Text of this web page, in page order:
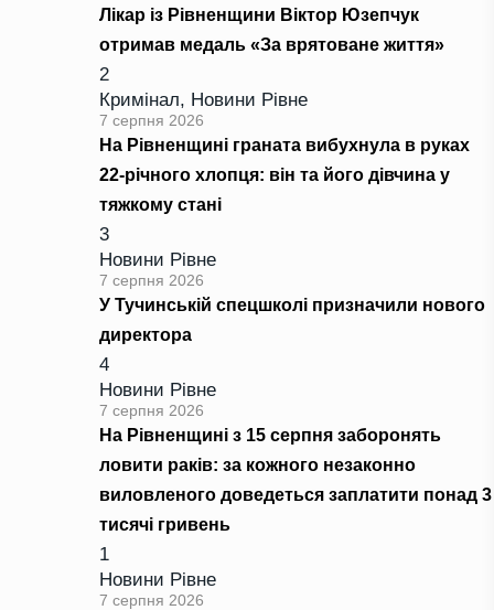
Лікар із Рівненщини Віктор Юзепчук
отримав медаль «За врятоване життя»
2
Кримінал, Новини Рівне
7 серпня 2026
На Рівненщині граната вибухнула в руках
22-річного хлопця: він та його дівчина у
тяжкому стані
3
Новини Рівне
7 серпня 2026
У Тучинській спецшколі призначили нового
директора
4
Новини Рівне
7 серпня 2026
На Рівненщині з 15 серпня заборонять
ловити раків: за кожного незаконно
виловленого доведеться заплатити понад 3
тисячі гривень
1
Новини Рівне
7 серпня 2026